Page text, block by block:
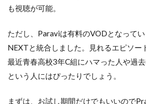
も視聴が可能。
ただし、Paraviは有料のVODとなって
NEXTと統合しました。見れるエピソー
最近青春高校3年C組にハマった人や過
という人にはぴったりでしょう。
まずは、お試し期間だけでもいいので